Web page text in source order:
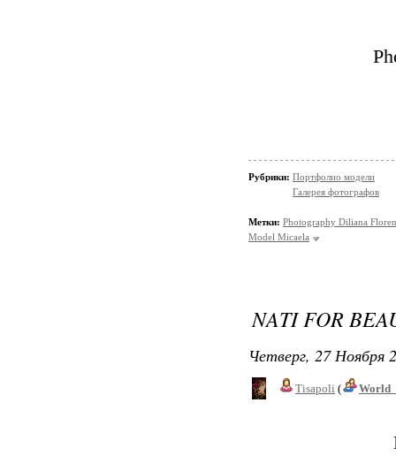
Рубрики: Портфолио модели
Галерея фотографов
Метки: Photography Diliana
Model Micaela
NATI FOR
Четверг, 27 Ноября
Tisapoli (